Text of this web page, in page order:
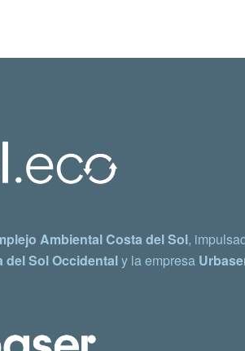
Ambiental Costa del Sol,
del Sol Occidentaly la empresa